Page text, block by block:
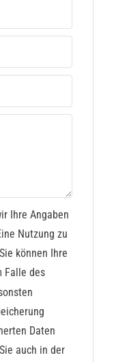
Ihre Angaben
Nutzung zu
können Ihre
Falle des
Daten
auch in der